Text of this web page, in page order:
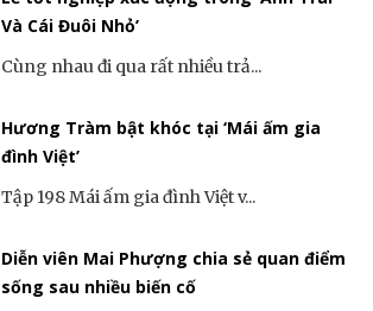
Và Cái Đuôi Nhỏ’
Cùng nhau đi qua rất nhiều trả...
Hương Tràm bật khóc tại ‘Mái ấm gia
đình Việt’
Tập 198 Mái ấm gia đình Việt v...
Diễn viên Mai Phượng chia sẻ quan điểm
sống sau nhiều biến cố